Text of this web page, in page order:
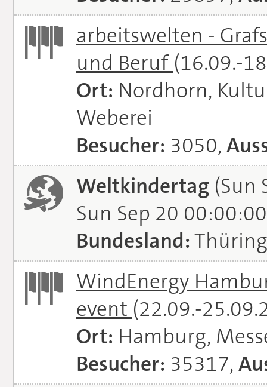
arbeitswelten -
und Beruf (16.09.-
Ort: Nordhorn,
Weberei
Besucher: 3050,
Weltkindertag (Sun
Sun Sep 20
Bundesland:
WindEnergy
event (22.09.-
Ort: Hamburg,
Besucher: 35317,